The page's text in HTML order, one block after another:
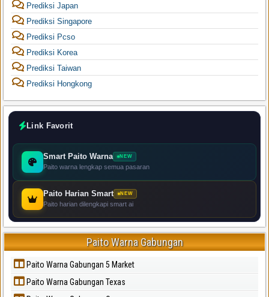
Prediksi Japan
Prediksi Singapore
Prediksi Pcso
Prediksi Korea
Prediksi Taiwan
Prediksi Hongkong
Link Favorit
Smart Paito Warna NEW
Paito warna lengkap semua pasaran
Paito Harian Smart NEW
Paito harian dilengkapi smart ai
Paito Warna Gabungan
Paito Warna Gabungan 5 Market
Paito Warna Gabungan Texas